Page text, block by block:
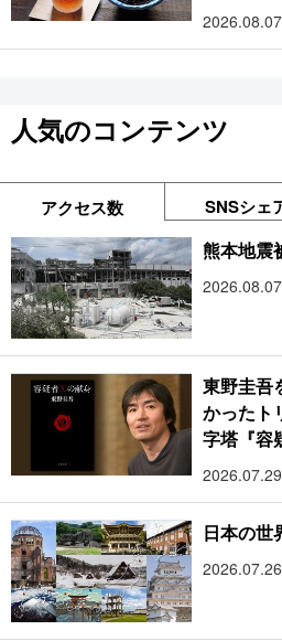
2026.08.07
人気のコンテンツ
アクセス数 SNSシェ
熊本地震
2026.08.07
東野圭吾
かったト
字塔『容
2026.07.29
日本の世
2026.07.26